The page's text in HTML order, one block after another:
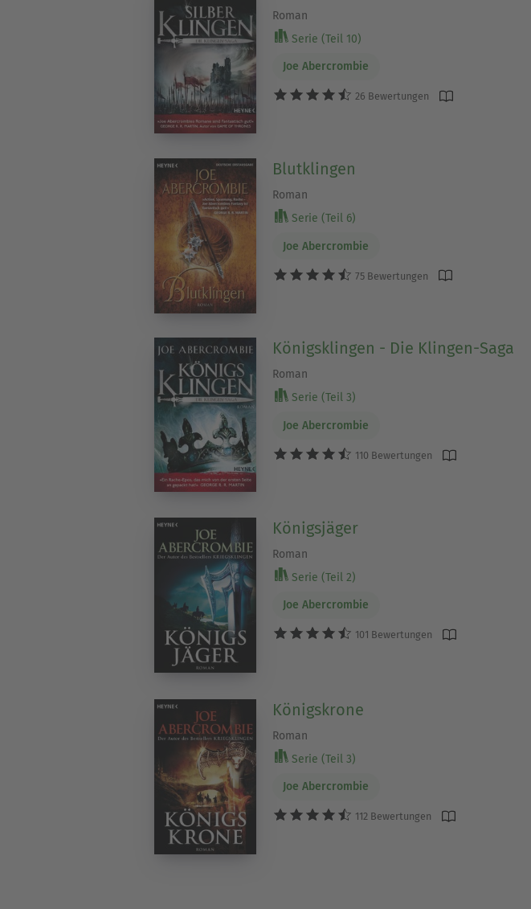
Roman
Serie (Teil 10)
Joe Abercrombie
26 Bewertungen
Blutklingen
Roman
Serie (Teil 6)
Joe Abercrombie
75 Bewertungen
Königsklingen - Die Klingen-Saga
Roman
Serie (Teil 3)
Joe Abercrombie
110 Bewertungen
Königsjäger
Roman
Serie (Teil 2)
Joe Abercrombie
101 Bewertungen
Königskrone
Roman
Serie (Teil 3)
Joe Abercrombie
112 Bewertungen